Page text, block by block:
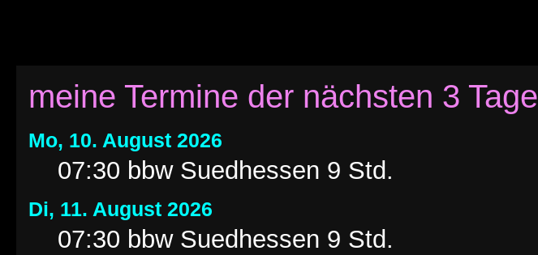
meine Termine der nächsten 3 Tage
Mo, 10. August 2026
07:30 bbw Suedhessen 9 Std.
Di, 11. August 2026
07:30 bbw Suedhessen 9 Std.